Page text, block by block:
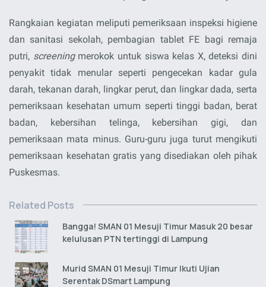
Rangkaian kegiatan meliputi pemeriksaan inspeksi higiene
dan sanitasi sekolah, pembagian tablet FE bagi remaja
putri, screeningmerokok untuk siswa kelas X, deteksi dini
penyakit tidak menular seperti pengecekan kadar gula
darah, tekanan darah, lingkar perut, dan lingkar dada, serta
pemeriksaan kesehatan umum seperti tinggi badan, berat
badan, kebersihan telinga, kebersihan gigi, dan
pemeriksaan mata minus. Guru-guru juga turut mengikuti
pemeriksaan kesehatan gratis yang disediakan oleh pihak
Puskesmas.
Related Posts
Bangga! SMAN 01 Mesuji Timur Masuk 20 besar
kelulusan PTN tertinggi di Lampung
Murid SMAN 01 Mesuji Timur Ikuti Ujian
Serentak DSmart Lampung